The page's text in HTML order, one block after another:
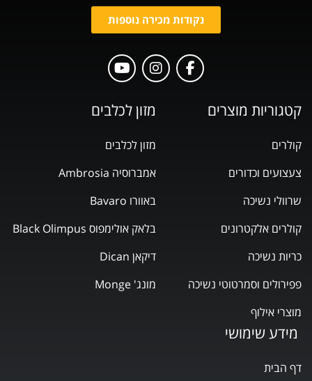
מידע שימושי
דף הבית
מזון לכלבים
מזון לכלבים
אמברוסיה Ambrosia
באוורו Bavaro
בלאק אולימפוס Black Olimpus
דיקאן Dican
מונג' Monge
קטגוריות מוצרים
קולרים
צעצועים וכדורים
שרוולי נשיכה
קולרים אלקטרונים
כריות נשיכה
פפירולים וסמרטוטי נשיכה
מוצרי אילוף
נקודות מכירה נוספות